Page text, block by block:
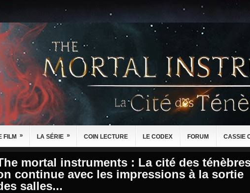
FILM » LA SÉRIE » COIN LECTURE LE CODEX FORUM CASSIE
mortal instruments : La cité des
continue avec les impressions à la sortie
salles...